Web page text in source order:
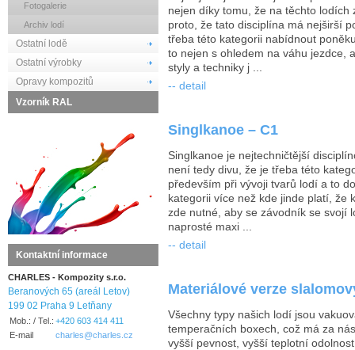
Fotogalerie
Archiv lodí
Ostatní lodě
Ostatní výrobky
Opravy kompozitů
Vzorník RAL
Kontaktní informace
CHARLES - Kompozity s.r.o.
Beranových 65 (areál Letov)
199 02 Praha 9 Letňany
Mob.: / Tel.: +420 603 414 411
E-mail
charles@charles.cz
nejen díky tomu, že na těchto lodích
proto, že tato disciplína má nejširší
třeba této kategorii nabídnout
to nejen s ohledem na váhu jezdce,
styly a techniky j ...
-- detail
Singlkanoe – C1
Singlkanoe je nejtechničtější
není tedy divu, že je třeba této
především při vývoji tvarů lodí a to
kategorii více než kde jinde platí, že
zde nutné, aby se závodník se svojí
naprosté maxi ...
-- detail
Materiálové verze
Všechny typy našich lodí jsou
temperačních boxech, což má za
vyšší pevnost, vyšší teplotní